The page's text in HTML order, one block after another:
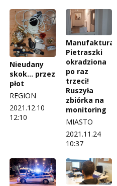
Nieudany
skok… przez
płot
REGION
2021.12.10
12:10
Manufaktura
Pietraszki
okradziona
po raz
trzeci!
Ruszyła
zbiórka na
monitoring
MIASTO
2021.11.24
10:37